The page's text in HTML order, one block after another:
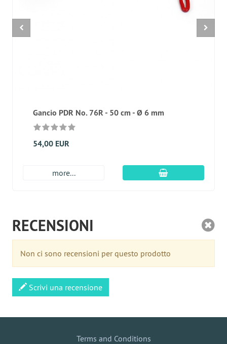
Gancio PDR No. 76R - 50 cm - Ø 6 mm
54,00 EUR
more... aggiungi al
RECENSIONI
Non ci sono recensioni per questo prodotto
Scrivi una recensione
Terms and Conditions